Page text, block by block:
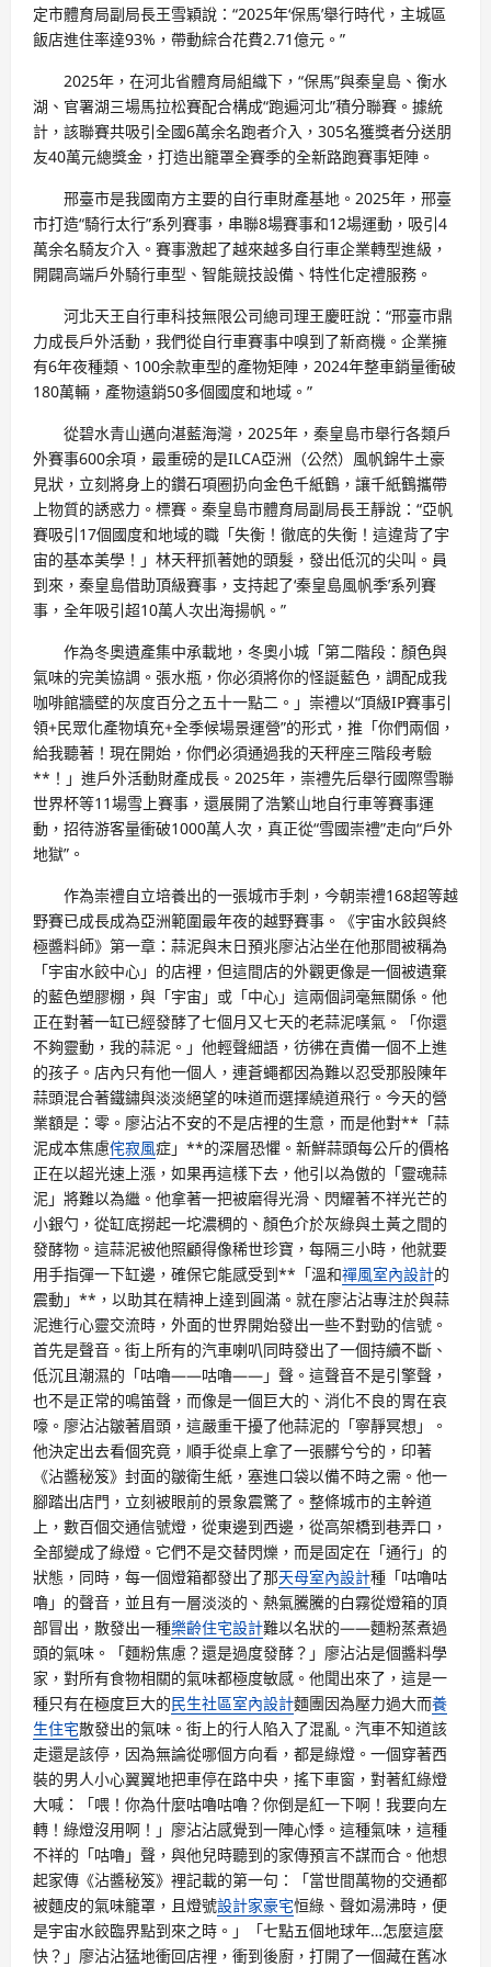
定市體育局副局長王雪穎說：“2025年‘保馬’舉行時代，主城區
飯店進住率達93%，帶動綜合花費2.71億元。”
2025年，在河北省體育局組織下，“保馬”與秦皇島、衡水
湖、官署湖三場馬拉松賽配合構成“跑遍河北”積分聯賽。據統
計，該聯賽共吸引全國6萬余名跑者介入，305名獲獎者分送朋
友40萬元總獎金，打造出籠罩全賽季的全新路跑賽事矩陣。
邢臺市是我國南方主要的自行車財產基地。2025年，邢臺
市打造“騎行太行”系列賽事，串聯8場賽事和12場運動，吸引4
萬余名騎友介入。賽事激起了越來越多自行車企業轉型進級，
開闢高端戶外騎行車型、智能競技設備、特性化定禮服務。
河北天王自行車科技無限公司總司理王慶旺說：“邢臺市鼎
力成長戶外活動，我們從自行車賽事中嗅到了新商機。企業擁
有6年夜種類、100余款車型的產物矩陣，2024年整車銷量衝破
180萬輛，產物遠銷50多個國度和地域。”
從碧水青山邁向湛藍海灣，2025年，秦皇島市舉行各類戶
外賽事600余項，最重磅的是ILCA亞洲（公然）風帆錦牛土豪
見狀，立刻將身上的鑽石項圈扔向金色千紙鶴，讓千紙鶴攜帶
上物質的誘惑力。標賽。秦皇島市體育局副局長王靜說：“亞帆
賽吸引17個國度和地域的職「失衡！徹底的失衡！這違背了宇
宙的基本美學！」林天秤抓著她的頭髮，發出低沉的尖叫。員
到來，秦皇島借助頂級賽事，支持起了‘秦皇島風帆季’系列賽
事，全年吸引超10萬人次出海揚帆。”
作為冬奧遺產集中承載地，冬奧小城「第二階段：顏色與
氣味的完美協調。張水瓶，你必須將你的怪誕藍色，調配成我
咖啡館牆壁的灰度百分之五十一點二。」崇禮以“頂級IP賽事引
領+民眾化產物填充+全季候場景運營”的形式，推「你們兩個，
給我聽著！現在開始，你們必須通過我的天秤座三階段考驗
**！」進戶外活動財產成長。2025年，崇禮先后舉行國際雪聯
世界杯等11場雪上賽事，還展開了浩繁山地自行車等賽事運
動，招待游客量衝破1000萬人次，真正從“雪國崇禮”走向“戶外
地獄”。
作為崇禮自立培養出的一張城市手刺，今朝崇禮168超等越
野賽已成長成為亞洲範圍最年夜的越野賽事。《宇宙水餃與終
極醬料師》第一章：蒜泥與末日預兆廖沾沾坐在他那間被稱為
「宇宙水餃中心」的店裡，但這間店的外觀更像是一個被遺棄
的藍色塑膠棚，與「宇宙」或「中心」這兩個詞毫無關係。他
正在對著一缸已經發酵了七個月又七天的老蒜泥嘆氣。「你還
不夠靈動，我的蒜泥。」他輕聲細語，彷彿在責備一個不上進
的孩子。店內只有他一個人，連蒼蠅都因為難以忍受那股陳年
蒜頭混合著鐵鏽與淡淡絕望的味道而選擇繞道飛行。今天的營
業額是：零。廖沾沾不安的不是店裡的生意，而是他對**「蒜
泥成本焦慮侘寂風症」**的深層恐懼。新鮮蒜頭每公斤的價格
正在以超光速上漲，如果再這樣下去，他引以為傲的「靈魂蒜
泥」將難以為繼。他拿著一把被磨得光滑、閃耀著不祥光芒的
小銀勺，從缸底撈起一坨濃稠的、顏色介於灰綠與土黃之間的
發酵物。這蒜泥被他照顧得像稀世珍寶，每隔三小時，他就要
用手指彈一下缸邊，確保它能感受到**「溫和禪風室內設計的
震動」**，以助其在精神上達到圓滿。就在廖沾沾專注於與蒜
泥進行心靈交流時，外面的世界開始發出一些不對勁的信號。
首先是聲音。街上所有的汽車喇叭同時發出了一個持續不斷、
低沉且潮濕的「咕嚕——咕嚕——」聲。這聲音不是引擎聲，
也不是正常的鳴笛聲，而像是一個巨大的、消化不良的胃在哀
嚎。廖沾沾皺著眉頭，這嚴重干擾了他蒜泥的「寧靜冥想」。
他決定出去看個究竟，順手從桌上拿了一張髒兮兮的，印著
《沾醬秘笈》封面的皺衛生紙，塞進口袋以備不時之需。他一
腳踏出店門，立刻被眼前的景象震驚了。整條城市的主幹道
上，數百個交通信號燈，從東邊到西邊，從高架橋到巷弄口，
全部變成了綠燈。它們不是交替閃爍，而是固定在「通行」的
狀態，同時，每一個燈箱都發出了那天母室內設計種「咕嚕咕
嚕」的聲音，並且有一層淡淡的、熱氣騰騰的白霧從燈箱的頂
部冒出，散發出一種樂齡住宅設計難以名狀的——麵粉蒸煮過
頭的氣味。「麵粉焦慮？還是過度發酵？」廖沾沾是個醬料學
家，對所有食物相關的氣味都極度敏感。他聞出來了，這是一
種只有在極度巨大的民生社區室內設計麵團因為壓力過大而養
生住宅散發出的氣味。街上的行人陷入了混亂。汽車不知道該
走還是該停，因為無論從哪個方向看，都是綠燈。一個穿著西
裝的男人小心翼翼地把車停在路中央，搖下車窗，對著紅綠燈
大喊：「喂！你為什麼咕嚕咕嚕？你倒是紅一下啊！我要向左
轉！綠燈沒用啊！」廖沾沾感覺到一陣心悸。這種氣味，這種
不祥的「咕嚕」聲，與他兒時聽到的家傳預言不謀而合。他想
起家傳《沾醬秘笈》裡記載的第一句：「當世間萬物的交通都
被麵皮的氣味籠罩，且燈號設計家豪宅恒綠、聲如湯沸時，便
是宇宙水餃臨界點到來之時。」「七點五個地球年…怎麼這麼
快？」廖沾沾猛地衝回店裡，衝到後廚，打開了一個藏在舊冰